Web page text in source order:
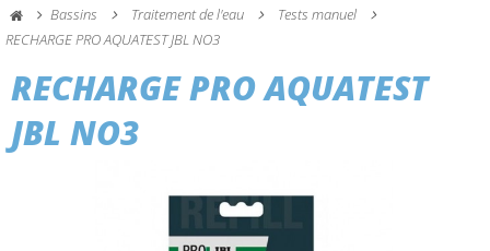
Bassins Traitement de l'eau
Tests manuel
RECHARGE PRO AQUATEST JBL NO3
RECHARGE PRO AQUATEST
JBL NO3